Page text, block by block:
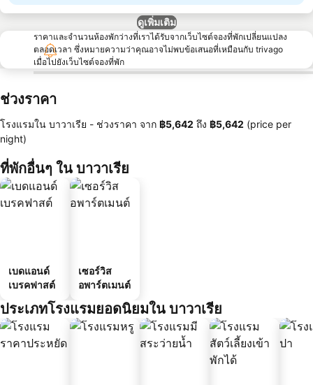
ดูเพิ่มเติม
ราคาและจำนวนห้องพักว่างที่เราได้รับจากเว็บไซต์จองที่พักเปลี่ยนแปลง
ตลอดเวลา ซึ่งหมายความว่าคุณอาจไม่พบข้อเสนอที่เหมือนกับ trivago
เมื่อไปยังเว็บไซต์จองที่พัก
ช่วงราคา
โรงแรมใน บาวาเรีย - ช่วงราคา จาก ‎฿5,642 ถึง ‎฿5,642 (price per
night)
ที่พักอื่นๆ ใน บาวาเรีย
เบดแอนด์
เบรคฟาสต์
เซอร์วิส
อพาร์ตเมนต์
ประเภทโรงแรมยอดนิยมใน บาวาเรีย